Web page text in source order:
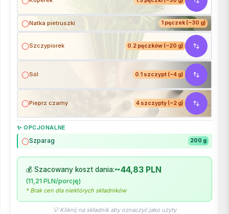
Natka pietruszki 1 pęczek (~30 g)
Szczypiorek 0.2 pęczków (~20 g)
Sól 0.1 szczypt (~4 g)
Pieprz czarny 4 szczypty (~2 g)
✨ OPCJONALNE
Szparag 200 g
💰 Szacowany koszt dania:~44,83 PLN
(11,21 PLN/porcję)
* Brak cen dla niektórych składników
💡 Kliknij na składnik aby oznaczyć jako użyty